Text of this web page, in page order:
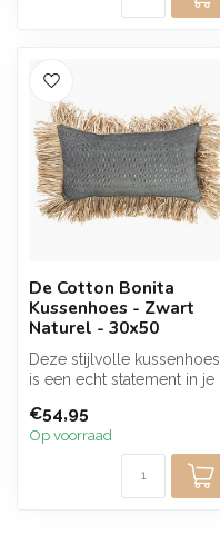
De Cotton Bonita
Kussenhoes - Zwart
Naturel - 30x50
Deze stijlvolle kussenhoes
is een echt statement in je
€54,95
Op voorraad